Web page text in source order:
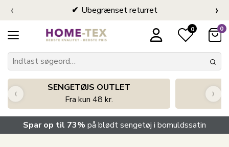
Ubegrænset returret
‹ ›
0 0
SENGETØJS OUTLET
Fra kun 48 kr.
‹ ›
Spar op til 73% på blødt sengetøj i bomuldssatin